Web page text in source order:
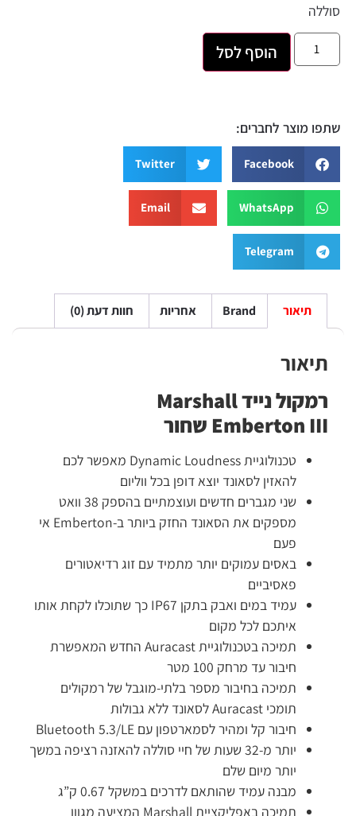
סוללה
הוסף לסל
שתפו מוצר לחברים:
Facebook
Twitter
WhatsApp
Email
Telegram
תיאור Brand אחריות חוות דעת (0)
תיאור
רמקול נייד Marshall
Emberton III שחור
טכנולוגיית Dynamic Loudness מאפשר לכם
להאזין לסאונד יוצא דופן בכל ווליום
שני מגברים חדשים ועוצמתיים בהספק 38 וואט
מספקים את הסאונד החזק ביותר ב-Emberton אי
פעם
באסים עמוקים יותר מתמיד עם זוג רדיאטורים
פאסיביים
עמיד במים ואבק בתקן IP67 כך שתוכלו לקחת אותו
איתכם לכל מקום
תמיכה בטכנולוגיית Auracast החדש המאפשרת
חיבור עד מרחק 100 מטר
תמיכה בחיבור מספר בלתי-מוגבל של רמקולים
תומכי Auracast לסאונד ללא גבולות
חיבור קל ומהיר לסמארטפון עם Bluetooth 5.3/LE
יותר מ-32 שעות של חיי סוללה להאזנה רציפה במשך
יותר מיום שלם
מבנה עמיד שהותאם לדרכים במשקל 0.67 ק”ג
תמיכה באפליקציית Marshall המציעה מגוון